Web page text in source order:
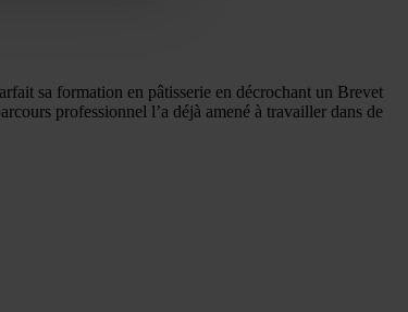
sa formation en pâtisserie en décrochant un Brevet
professionnel l’a déjà amené à travailler dans de